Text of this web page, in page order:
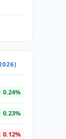
0.24%
0.23%
0.12%